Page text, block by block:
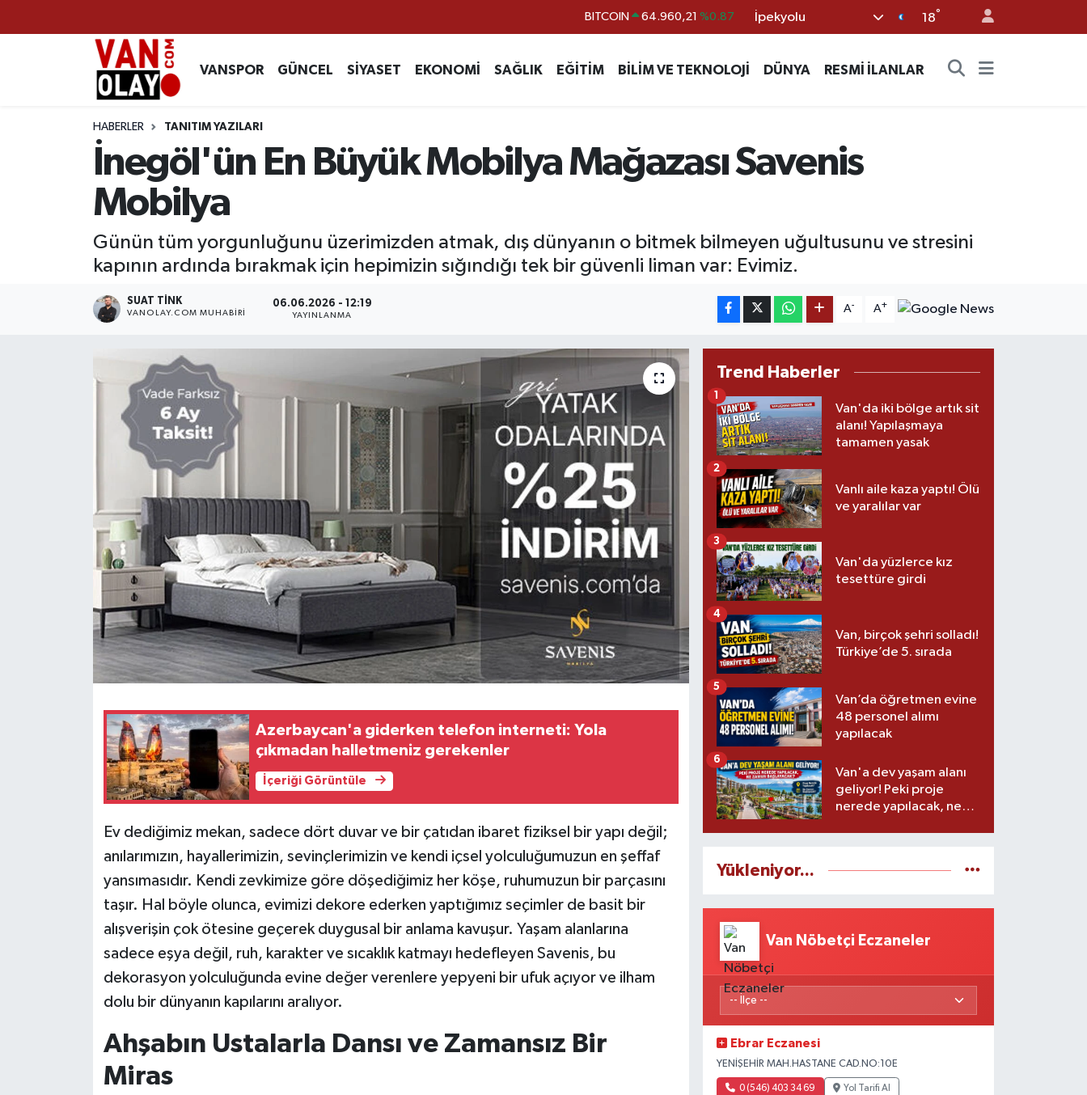
DOLAR 47,7436 %0.18
STERLİN 64,4811 %0.38
İpekyolu 18°
VANSPOR GÜNCEL SİYASET EKONOMİ SAĞLIK EĞİTİM BİLİM VE TEKNOLOJİ DÜNYA RESMİ İLANLAR
HABERLER TANITIM YAZILARI
İnegöl'ün En Büyük Mobilya Mağazası Savenis
Mobilya
Günün tüm yorgunluğunu üzerimizden atmak, dış dünyanın o bitmek bilmeyen uğultusunu ve stresini
kapının ardında bırakmak için hepimizin sığındığı tek bir güvenli liman var: Evimiz.
SUAT TINK
VANOLAY.COM MUHABIRI
06.06.2026 - 12:19
YAYINLANMA
A- A+
Azerbaycan'a giderken telefon interneti: Yola
çıkmadan halletmeniz gerekenler
İçeriği Görüntüle
Ev dediğimiz mekan, sadece dört duvar ve bir çatıdan ibaret fiziksel bir yapı değil;
anılarımızın, hayallerimizin, sevinçlerimizin ve kendi içsel yolculuğumuzun en şeffaf
yansımasıdır. Kendi zevkimize göre döşediğimiz her köşe, ruhumuzun bir parçasını
taşır. Hal böyle olunca, evimizi dekore ederken yaptığımız seçimler de basit bir
alışverişin çok ötesine geçerek duygusal bir anlama kavuşur. Yaşam alanlarına
sadece eşya değil, ruh, karakter ve sıcaklık katmayı hedefleyen Savenis, bu
dekorasyon yolculuğunda evine değer verenlere yepyeni bir ufuk açıyor ve ilham
dolu bir dünyanın kapılarını aralıyor.
Ahşabın Ustalarla Dansı ve Zamansız Bir
Miras
Trend Haberler
Van'da iki bölge artık sit
alanı! Yapılaşmaya
tamamen yasak
1
Vanlı aile kaza yaptı! Ölü
ve yaralılar var
2
Van'da yüzlerce kız
tesettüre girdi
3
Van, birçok şehri solladı!
Türkiye’de 5. sırada
4
Van’da öğretmen evine
48 personel alımı
yapılacak
5
Van'a dev yaşam alanı
geliyor! Peki proje
nerede yapılacak, ne
6
Yükleniyor...
Van Nöbetçi Eczaneler
Ebrar Eczanesi
YENİŞEHİR MAH.HASTANE CAD.NO:10E
0 (546) 403 34 69 Yol Tarifi Al
Vanspor
Ekonomi
Bilim & Teknoloji
RESMİ İLANLAR
Van Nöbetçi Eczaneler
Van Hava Durumu
Van Namaz Vakitleri
Van Trafik Yoğunluk Haritası
Süper Lig Puan Durumu ve Fikstür
Tüm Manşetler
Son Dakika Haberleri